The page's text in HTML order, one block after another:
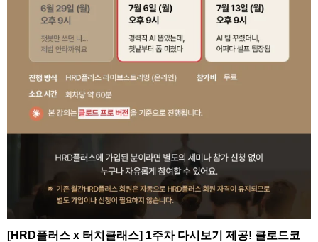
[HRD플러스 x 터치클래스] 1주차 다시보기 제공! 클로드코